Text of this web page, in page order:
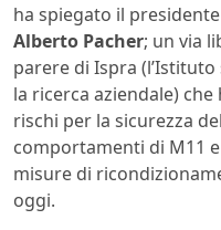
ha spiegato il
Alberto Pacher; un via
parere di Ispra
la ricerca aziendale)
rischi per la sicurezza
comportamenti di M11
misure di
oggi.